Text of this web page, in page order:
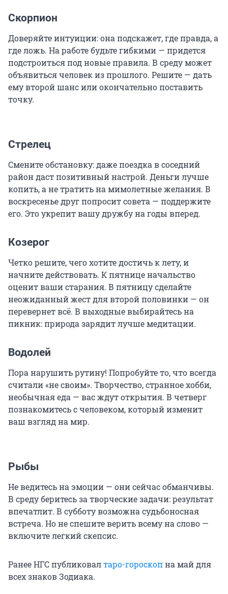
Скорпион
Доверяйте интуиции: она подскажет, где правда, а
где ложь. На работе будьте гибкими — придется
подстроиться под новые правила. В среду может
объявиться человек из прошлого. Решите — дать
ему второй шанс или окончательно поставить
точку.
Стрелец
Смените обстановку: даже поездка в соседний
район даст позитивный настрой. Деньги лучше
копить, а не тратить на мимолетные желания. В
воскресенье друг попросит совета — поддержите
его. Это укрепит вашу дружбу на годы вперед.
Козерог
Четко решите, чего хотите достичь к лету, и
начните действовать. К пятнице начальство
оценит ваши старания. В пятницу сделайте
неожиданный жест для второй половинки — он
перевернет всё. В выходные выбирайтесь на
пикник: природа зарядит лучше медитации.
Водолей
Пора нарушить рутину! Попробуйте то, что всегда
считали «не своим». Творчество, странное хобби,
необычная еда — вас ждут открытия. В четверг
познакомитесь с человеком, который изменит
ваш взгляд на мир.
Рыбы
Не ведитесь на эмоции — они сейчас обманчивы.
В среду беритесь за творческие задачи: результат
впечатлит. В субботу возможна судьбоносная
встреча. Но не спешите верить всему на слово —
включите легкий скепсис.
Ранее НГС публиковалтаро-гороскопна май для
всех знаков Зодиака.